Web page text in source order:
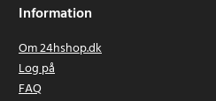
Information
Om 24hshop.dk
Log på
FAQ